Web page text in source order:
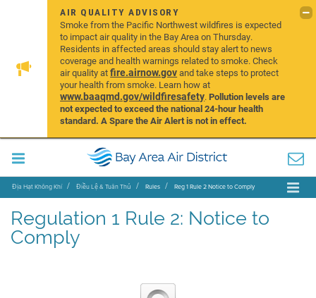
AIR QUALITY ADVISORY
Smoke from the Pacific Northwest wildfires is expected
to impact air quality in the Bay Area on Thursday.
Residents in affected areas should stay alert to news
coverage and health warnings related to smoke. Check
air quality atfire.airnow.govand take steps to protect
your health from smoke. Learn how at
www.baaqmd.gov/wildfiresafety.Pollution levels are
not expected to exceed the national 24-hour health
standard. A Spare the Air Alert is not in effect.
Địa Hạt Không Khí Điều Lệ & Tuân Thủ Rules Reg 1 Rule 2 Notice to Comply
Regulation 1 Rule 2: Notice to
Comply